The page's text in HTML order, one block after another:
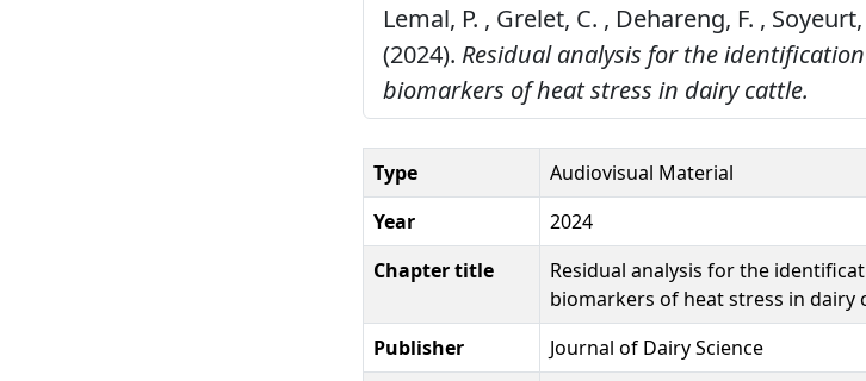
Lemal, P. , Grelet, C. , Dehareng, F. ,
(2024). Residual analysis for the
biomarkers of heat stress in dairy cattle.
Type
Audiovisual Material
Year
2024
Chapter title
Residual analysis for the
biomarkers of heat stress in dairy
Publisher
Journal of Dairy Science